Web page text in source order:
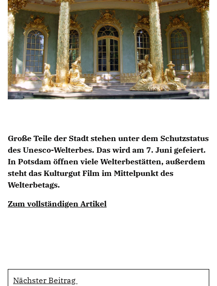
CDU Brandenburg
CDU Potsdam
Große Teile der Stadt stehen unter dem Schutzstatus
des Unesco-Welterbes. Das wird am 7. Juni gefeiert.
In Potsdam öffnen viele Welterbestätten, außerdem
steht das Kulturgut Film im Mittelpunkt des
Welterbetags.
Zum vollständigen Artikel
Nächster Beitrag